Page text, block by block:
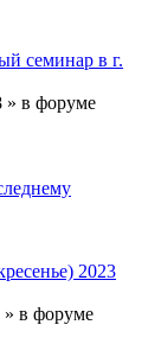
семинар в г.
» в форуме
2023
» в форуме